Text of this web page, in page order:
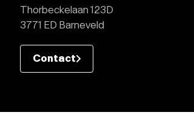
Thorbeckelaan 123D
3771 ED Barneveld
Contact